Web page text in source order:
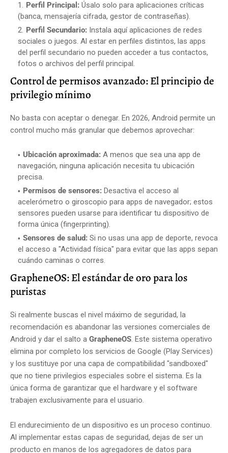
Perfil Principal: Úsalo solo para aplicaciones críticas
(banca, mensajería cifrada, gestor de contraseñas).
Perfil Secundario: Instala aquí aplicaciones de redes
sociales o juegos. Al estar en perfiles distintos, las apps
del perfil secundario no pueden acceder a tus contactos,
fotos o archivos del perfil principal.
Control de permisos avanzado: El principio de
privilegio mínimo
No basta con aceptar o denegar. En 2026, Android permite un
control mucho más granular que debemos aprovechar:
Ubicación aproximada: A menos que sea una app de
navegación, ninguna aplicación necesita tu ubicación
precisa.
Permisos de sensores: Desactiva el acceso al
acelerómetro o giroscopio para apps de navegador; estos
sensores pueden usarse para identificar tu dispositivo de
forma única (fingerprinting).
Sensores de salud: Si no usas una app de deporte, revoca
el acceso a "Actividad física" para evitar que las apps sepan
cuándo caminas o corres.
GrapheneOS: El estándar de oro para los
puristas
Si realmente buscas el nivel máximo de seguridad, la
recomendación es abandonar las versiones comerciales de
Android y dar el salto a GrapheneOS. Este sistema operativo
elimina por completo los servicios de Google (Play Services)
y los sustituye por una capa de compatibilidad "sandboxed"
que no tiene privilegios especiales sobre el sistema. Es la
única forma de garantizar que el hardware y el software
trabajen exclusivamente para el usuario.
El endurecimiento de un dispositivo es un proceso continuo.
Al implementar estas capas de seguridad, dejas de ser un
producto en manos de los agregadores de datos para